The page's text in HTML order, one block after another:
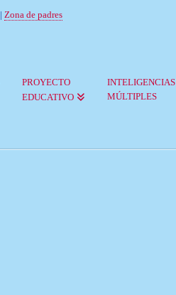
| Zona de padres
PROYECTO
EDUCATIVO
INTELIGENCIAS
MÚLTIPLES